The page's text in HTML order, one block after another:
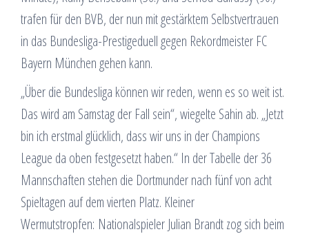
trafen für den BVB, der nun mit gestärktem Selbstvertrauen
in das Bundesliga-Prestigeduell gegen Rekordmeister FC
Bayern München gehen kann.
„Über die Bundesliga können wir reden, wenn es so weit ist.
Das wird am Samstag der Fall sein“, wiegelte Sahin ab. „Jetzt
bin ich erstmal glücklich, dass wir uns in der Champions
League da oben festgesetzt haben.“ In der Tabelle der 36
Mannschaften stehen die Dortmunder nach fünf von acht
Spieltagen auf dem vierten Platz. Kleiner
Wermutstropfen: Nationalspieler Julian Brandt zog sich beim